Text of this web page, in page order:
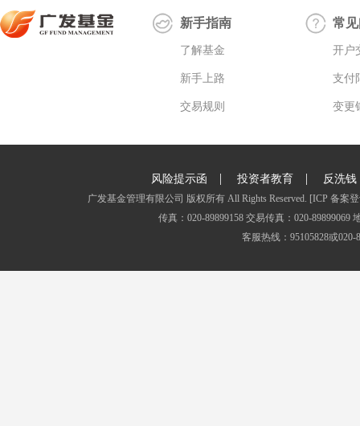
新手指南
了解基金
新手上路
交易规则
常
开户
支付
变更
风险提示函 | 投资者教育 | 反洗钱
广发基金管理有限公司 版权所有 All Rights Reserved. [ICP 备案
传真：020-89899158 交易传真：020-
客服热线：95105828或020-